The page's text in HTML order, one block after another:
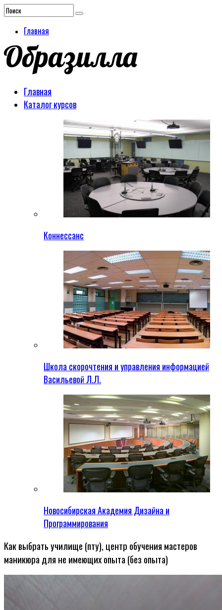
Главная
Главная
Каталог курсов
Коннессанс
Школа скорочтения и управления информацией
Васильевой Л.Л.
Новосибирская Академия Дизайна и
Программирования
Как выбрать училище (пту), центр обучения мастеров
маникюра для не имеющих опыта (без опыта)